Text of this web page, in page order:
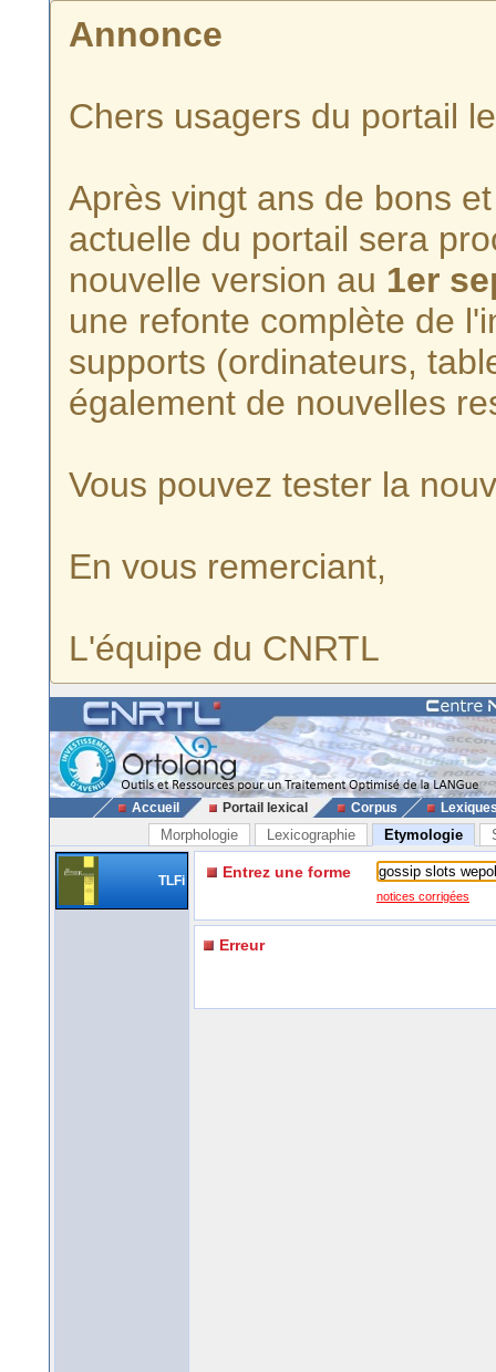
Annonce
Chers usagers du portail
Après vingt ans de bons
actuelle du portail sera
nouvelle version au 1er
une refonte complète de
supports (ordinateurs,
également de nouvelles
Vous pouvez tester la
En vous remerciant,
L'équipe du CNRTL
Accueil Portail lexical Corpus
Morphologie Lexicographie Etymologie
TLFi Entrez une forme
notices corrigées
Erreur